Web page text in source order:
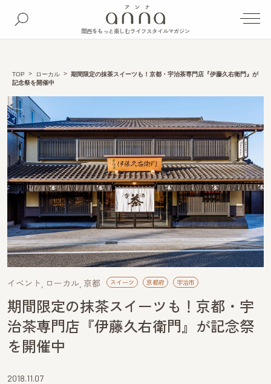
関西をもっと楽しむライフスタイルマガジン
TOP ローカル
期間限定の抹茶スイーツも！京都・宇治茶専門店『伊藤久右衛門』が
記念祭を開催中
イベント ローカル 京都 スイーツ 京都府 宇治市
期間限定の抹茶スイーツも！京都・宇
治茶専門店『伊藤久右衛門』が記念祭
を開催中
2018.11.07